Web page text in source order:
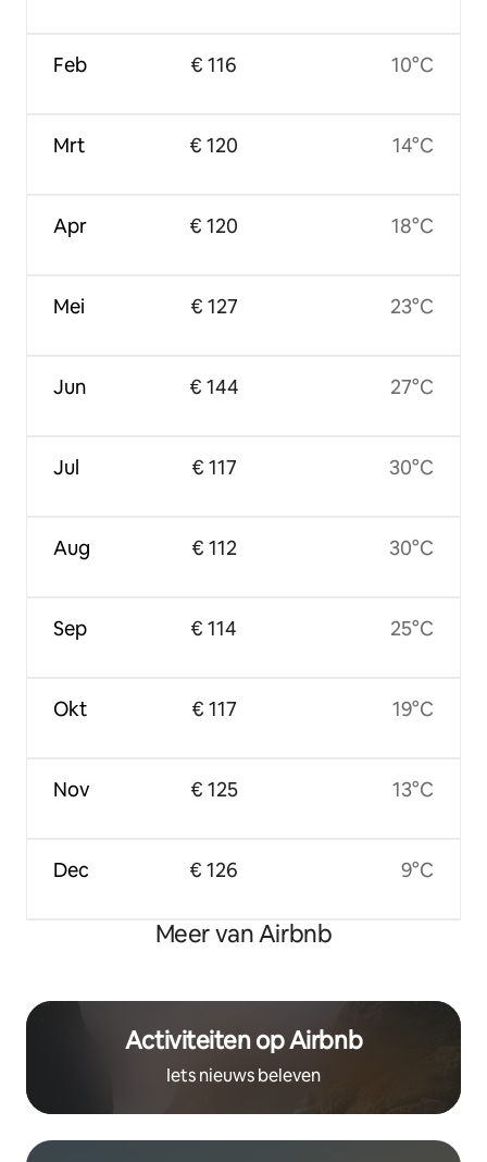
Feb
Mrt
Apr
Mei
Jun
Jul
Aug
Sep
Okt
Nov
Dec
€ 116
€ 120
€ 120
€ 127
€ 144
€ 117
€ 112
€ 114
€ 117
€ 125
€ 126
10°C
14°C
18°C
23°C
27°C
30°C
30°C
25°C
19°C
13°C
9°C
Meer van Airbnb
Activiteiten op Airbnb
Iets nieuws beleven